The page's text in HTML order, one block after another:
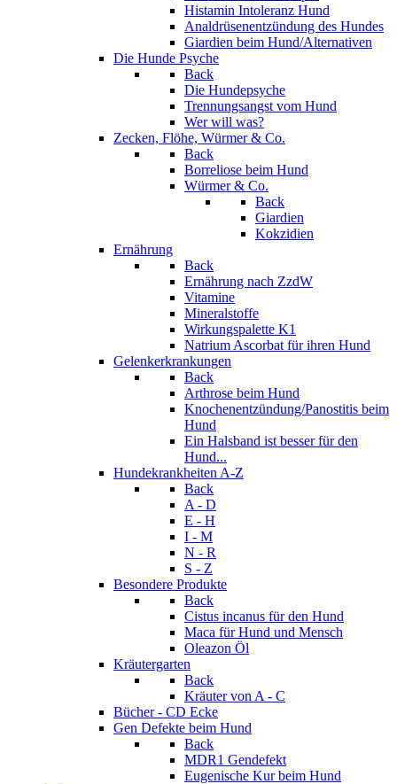
Histamin Intoleranz Hund
Analdrüsenentzündung des Hundes
Giardien beim Hund/Alternativen
Die Hunde Psyche
Back
Die Hundepsyche
Trennungsangst vom Hund
Wer will was?
Zecken, Flöhe, Würmer & Co.
Back
Borreliose beim Hund
Würmer & Co.
Back
Giardien
Kokzidien
Ernährung
Back
Ernährung nach ZzdW
Vitamine
Mineralstoffe
Wirkungspalette K1
Natrium Ascorbat für ihren Hund
Gelenkerkrankungen
Back
Arthrose beim Hund
Knochenentzündung/Panostitis beim
Hund
Ein Halsband ist besser für den
Hund...
Hundekrankheiten A-Z
Back
A - D
E - H
I - M
N - R
S - Z
Besondere Produkte
Back
Cistus incanus für den Hund
Maca für Hund und Mensch
Oleazon Öl
Kräutergarten
Back
Kräuter von A - C
Bücher - CD Ecke
Gen Defekte beim Hund
Back
MDR1 Gendefekt
Eugenische Kur beim Hund